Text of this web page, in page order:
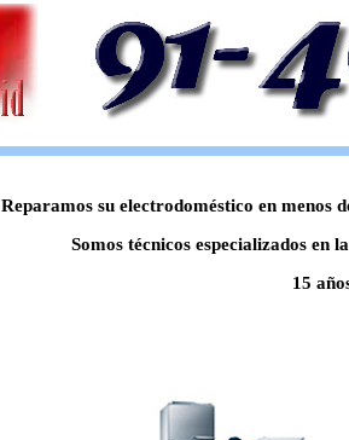
Reparamos su electrodoméstico en menos
Somos técnicos especializados en
15